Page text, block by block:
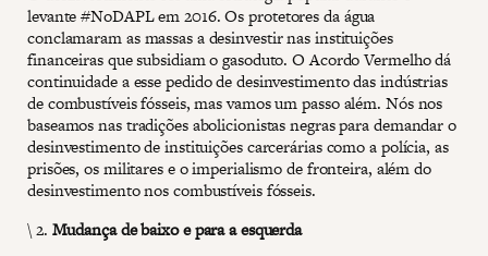
levante #NoDAPL em 2016. Os protetores da água
conclamaram as massas a desinvestir nas instituições
financeiras que subsidiam o gasoduto. O Acordo Vermelho dá
continuidade a esse pedido de desinvestimento das indústrias
de combustíveis fósseis, mas vamos um passo além. Nós nos
baseamos nas tradições abolicionistas negras para demandar o
desinvestimento de instituições carcerárias como a polícia, as
prisões, os militares e o imperialismo de fronteira, além do
desinvestimento nos combustíveis fósseis.
\ 2. Mudança de baixo e para a esquerda